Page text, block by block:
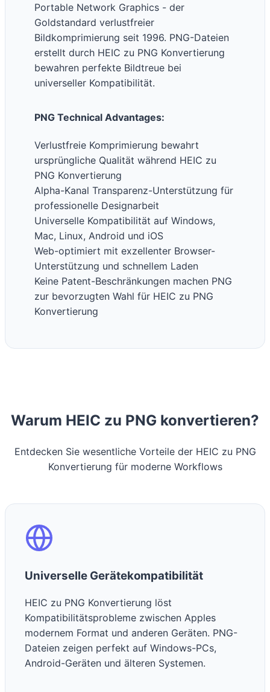
Portable Network Graphics - der
Goldstandard verlustfreier
Bildkomprimierung seit 1996. PNG-Dateien
erstellt durch HEIC zu PNG Konvertierung
bewahren perfekte Bildtreue bei
universeller Kompatibilität.
PNG Technical Advantages:
Verlustfreie Komprimierung bewahrt
ursprüngliche Qualität während HEIC zu
PNG Konvertierung
Alpha-Kanal Transparenz-Unterstützung für
professionelle Designarbeit
Universelle Kompatibilität auf Windows,
Mac, Linux, Android und iOS
Web-optimiert mit exzellenter Browser-
Unterstützung und schnellem Laden
Keine Patent-Beschränkungen machen PNG
zur bevorzugten Wahl für HEIC zu PNG
Konvertierung
Warum HEIC zu PNG konvertieren?
Entdecken Sie wesentliche Vorteile der HEIC zu PNG
Konvertierung für moderne Workflows
Universelle Gerätekompatibilität
HEIC zu PNG Konvertierung löst
Kompatibilitätsprobleme zwischen Apples
modernem Format und anderen Geräten. PNG-
Dateien zeigen perfekt auf Windows-PCs,
Android-Geräten und älteren Systemen.